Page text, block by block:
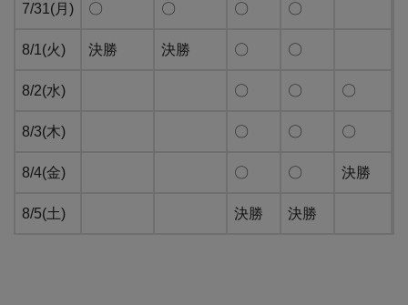
7/31(月) 〇 〇 〇 〇
8/1(火) 決勝 決勝 〇 〇
8/2(水) 〇 〇 〇
8/3(木) 〇 〇 〇
8/4(金) 〇 〇 決勝
8/5(土) 決勝 決勝